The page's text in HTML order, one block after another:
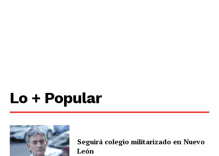
Lo + Popular
Seguirá colegio militarizado en Nuevo
León